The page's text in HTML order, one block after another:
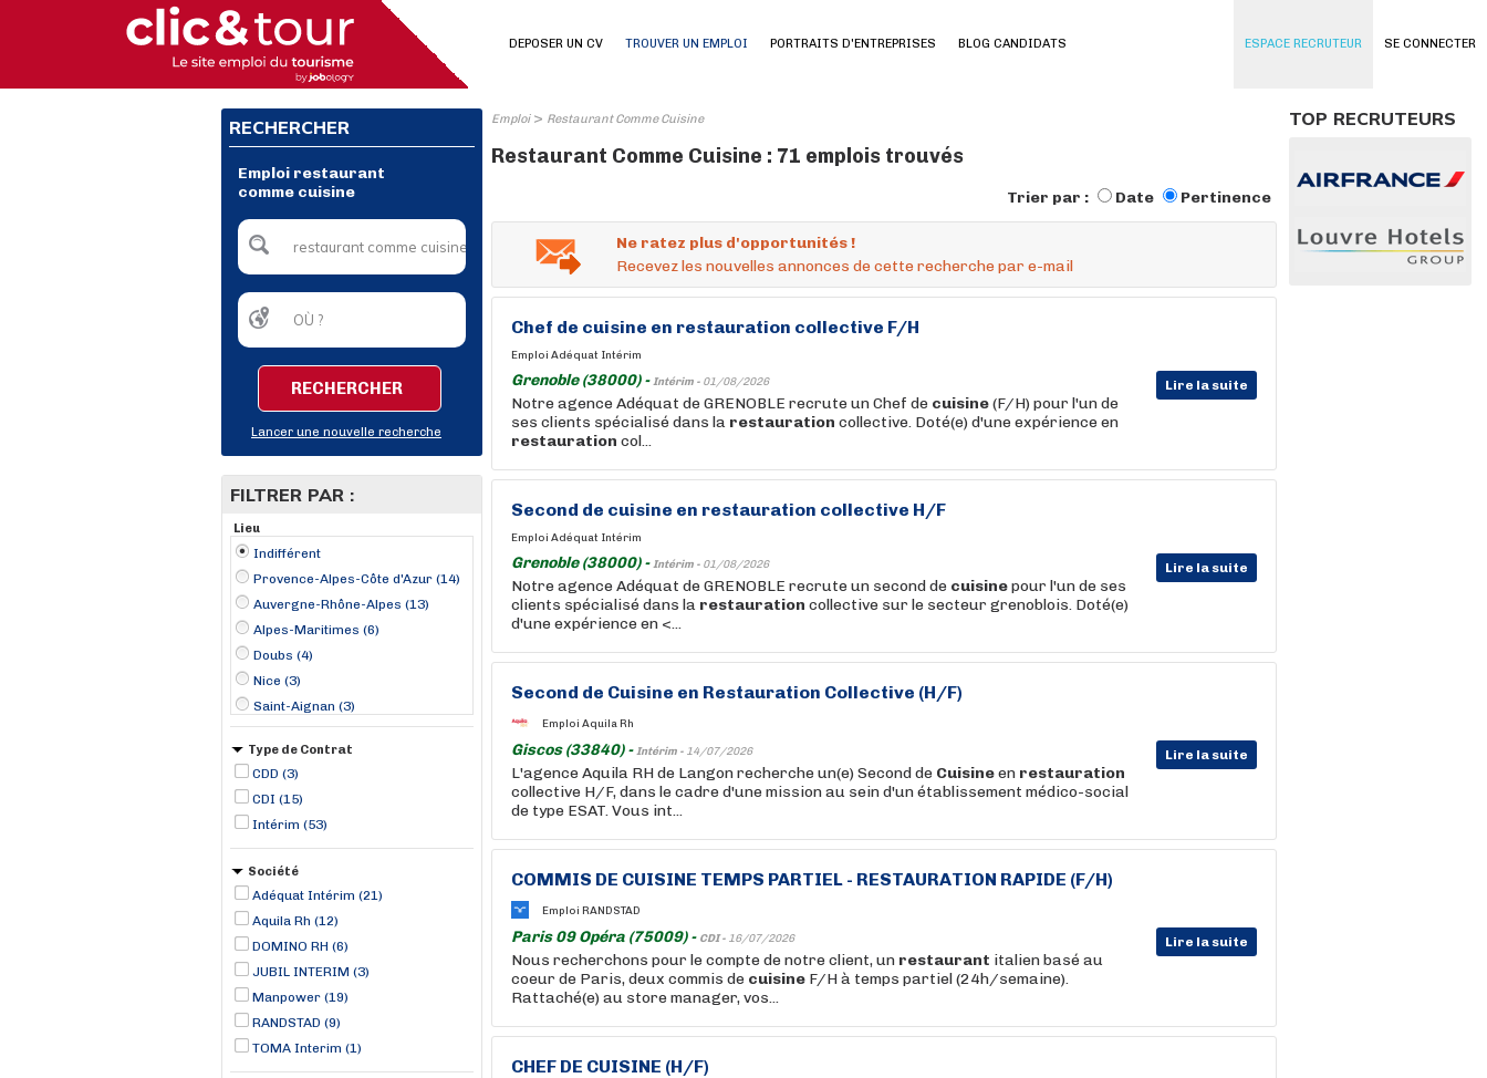
SE CONNECTER
DEPOSER UN CV TROUVER UN EMPLOI PORTRAITS D'ENTREPRISES BLOG CANDIDATS ESPACE RECRUTEUR
RECHERCHER
Emploi restaurant
comme cuisine
RECHERCHER
Lancer une nouvelle recherche
FILTRER PAR :
Lieu
Indifférent
Provence-Alpes-Côte d'Azur (14)
Auvergne-Rhône-Alpes (13)
Alpes-Maritimes (6)
Doubs (4)
Nice (3)
Saint-Aignan (3)
Clermont-l'Hérault (2)
Grenoble (2)
Hénin-Beaumont (2)
Malataverne (2)
Morteau (2)
Type de Contrat
CDD (3)
CDI (15)
Intérim (53)
Société
Adéquat Intérim (21)
Aquila Rh (12)
DOMINO RH (6)
JUBIL INTERIM (3)
Manpower (19)
RANDSTAD (9)
TOMA Interim (1)
Emploi> Restaurant Comme Cuisine
Restaurant Comme Cuisine : 71 emplois trouvés
Trier par : Date Pertinence
Ne ratez plus d'opportunités !
Recevez les nouvelles annonces de cette recherche par e-mail
Chef de cuisine en restauration collective F/H
Emploi Adéquat Intérim
Grenoble (38000) -Intérim - 01/08/2026 Lire la suite
Notre agence Adéquat de GRENOBLE recrute un Chef de cuisine(F/H) pour l'un de
ses clients spécialisé dans la restauration collective. Doté(e) d'une expérience en
restauration col...
Second de cuisine en restauration collective H/F
Emploi Adéquat Intérim
Grenoble (38000) -Intérim - 01/08/2026 Lire la suite
Notre agence Adéquat de GRENOBLE recrute un second de cuisinepour l'un de ses
clients spécialisé dans la restauration collective sur le secteur grenoblois. Doté(e)
d'une expérience en <...
Second de Cuisine en Restauration Collective (H/F)
Emploi Aquila Rh
Giscos (33840) -Intérim - 14/07/2026 Lire la suite
L'agence Aquila RH de Langon recherche un(e) Second de Cuisineen restauration
collective H/F, dans le cadre d'une mission au sein d'un établissement médico-social
de type ESAT. Vous int...
COMMIS DE CUISINE TEMPS PARTIEL - RESTAURATION RAPIDE (F/H)
Emploi RANDSTAD
Paris 09 Opéra (75009) - CDI - 16/07/2026 Lire la suite
Nous recherchons pour le compte de notre client, un restaurant italien basé au
coeur de Paris, deux commis de cuisine F/H à temps partiel (24h/semaine).
Rattaché(e) au store manager, vos...
CHEF DE CUISINE (H/F)
TOP RECRUTEURS